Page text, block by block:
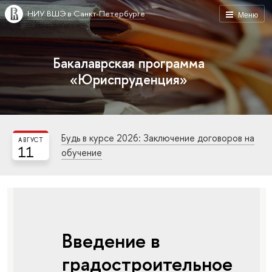
Меню
НИУ ВШЭ в Санкт-Петербурге
Бакалаврская программа
«Юриспруденция»
11
АВГУСТ
Будь в курсе 2026: Заключение договоров на
обучение
Введение в
градостроительное